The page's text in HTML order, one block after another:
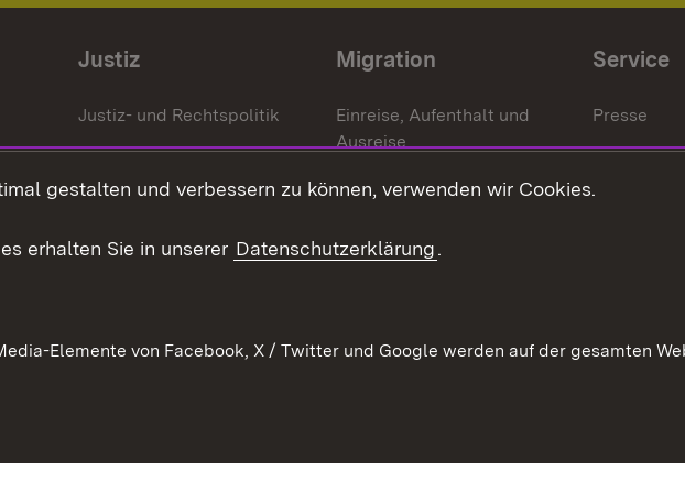
Justiz
Justiz- und Rechtspolitik
Gerichte und
Staatsanwaltschaften
Migration
Einreise, Aufenthalt und
Ausreise
Asylbewerber und
Erlasse und
Service
Presse
gestalten und verbessern zu können, verwenden wir Cookies.
erhalten Sie in unserer Datenschutzerklärung.
Elemente von Facebook, X / Twitter und Google werden auf der gesamten